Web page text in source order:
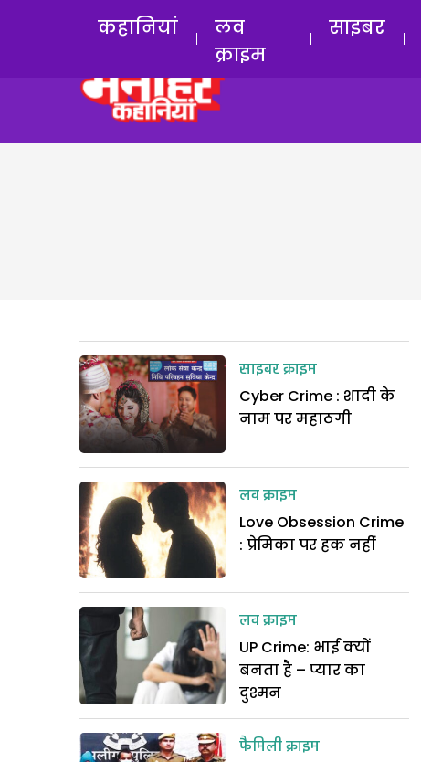
कहानियां
लव
क्राइम
साइबर
साइबर क्राइम
Cyber Crime : शादी के
नाम पर महाठगी
लव क्राइम
Love Obsession Crime
: प्रेमिका पर हक नहीं
लव क्राइम
UP Crime: भाई क्यों
बनता है – प्यार का
दुश्मन
फैमिली क्राइम